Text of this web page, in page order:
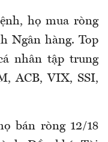
họ mua ròng
Ngân hàng. Top
nhân tập trung
ACB, VIX, SSI,
bán ròng 12/18